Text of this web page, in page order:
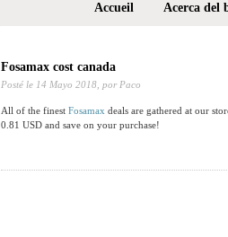
Accueil Acerca del
Fosamax cost canada
Posté le 14 Mayo 2018, por Paco
All of the finest Fosamax deals are gathered at our
0.81 USD and save on your purchase!